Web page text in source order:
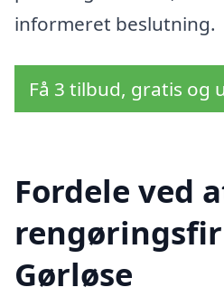
informeret beslutning.
Få 3 tilbud, gratis og
Fordele ved
Gørløse